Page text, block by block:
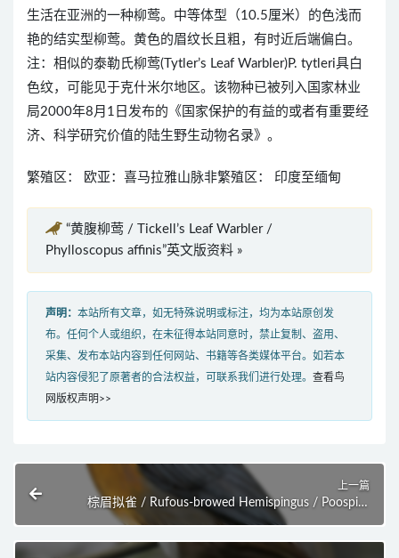
生活在亚洲的一种柳莺。中等体型（10.5厘米）的色浅而
艳的结实型柳莺。黄色的眉纹长且粗，有时近后端偏白。
注：相似的泰勒氏柳莺(Tytler’s Leaf Warbler)P. tytleri具白
色纹，可能见于克什米尔地区。该物种已被列入国家林业
局2000年8月1日发布的《国家保护的有益的或者有重要经
济、科学研究价值的陆生野生动物名录》。
繁殖区： 欧亚：喜马拉雅山脉非繁殖区： 印度至缅甸
“黄腹柳莺 / Tickell’s Leaf Warbler /
Phylloscopus affinis”英文版资料 »
声明： 本站所有文章，如无特殊说明或标注，均为本站原创发
布。任何个人或组织，在未征得本站同意时，禁止复制、盗用、
采集、发布本站内容到任何网站、书籍等各类媒体平台。如若本
站内容侵犯了原著者的合法权益，可联系我们进行处理。 查看鸟
网版权声明>>
上一篇
棕眉拟雀 / Rufous-browed Hemispingus / Poospiza
rufosuperciliaris